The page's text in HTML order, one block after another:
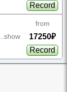
Record
..show
from
17250₽
Record